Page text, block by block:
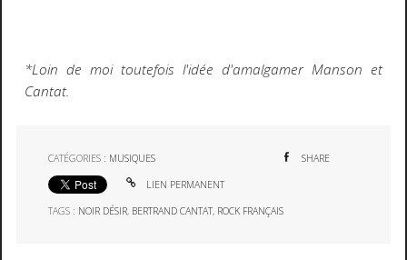
*Loin de moi toutefois l'idée d'amalgamer Manson et
Cantat.
CATÉGORIES : MUSIQUES SHARE
LIEN PERMANENT
TAGS : NOIR DÉSIR, BERTRAND CANTAT, ROCK FRANÇAIS